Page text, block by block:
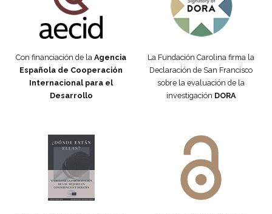
Con financiación de la Agencia
Española de Cooperación
Internacional para el
Desarrollo
La Fundación Carolina firma la
Declaración de San Francisco
sobre la evaluación de la
investigación DORA